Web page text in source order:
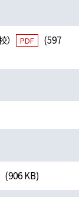
PDF
(597
(906 KB)